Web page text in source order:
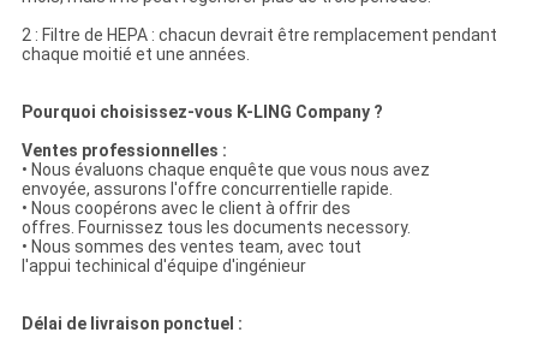
2 : Filtre de HEPA : chacun devrait être remplacement pendant
chaque moitié et une années.
Pourquoi choisissez-vous K-LING Company ?
Ventes professionnelles :
• Nous évaluons chaque enquête que vous nous avez
envoyée, assurons l'offre concurrentielle rapide.
• Nous coopérons avec le client à offrir des
offres. Fournissez tous les documents necessory.
• Nous sommes des ventes team, avec tout
l'appui techinical d'équipe d'ingénieur
Délai de livraison ponctuel :